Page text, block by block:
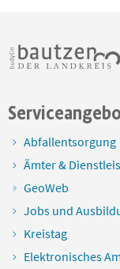
Abfallentsorgung
Ämter &
GeoWeb
Jobs und
Kreistag
Elektronisches